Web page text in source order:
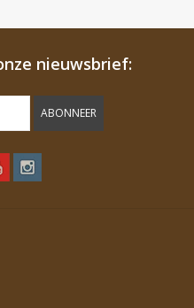
kan afwijken van de
nieuwsbrief:
ABONNEER